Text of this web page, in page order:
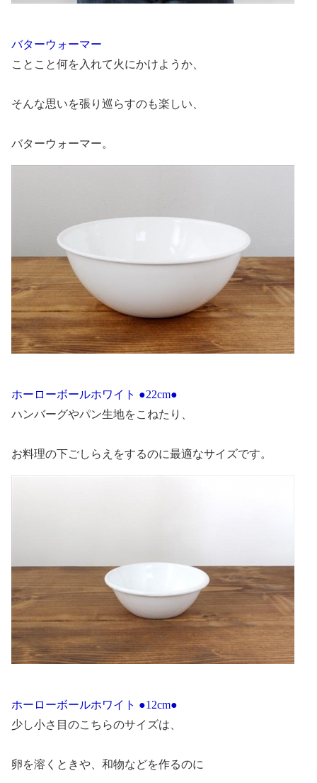
バターウォーマー
ことこと何を入れて火にかけようか、
そんな思いを張り巡らすのも楽しい、
バターウォーマー。
ホーローボールホワイト ●22cm●
ハンバーグやパン生地をこねたり、
お料理の下ごしらえをするのに最適なサイズです。
ホーローボールホワイト ●12cm●
少し小さ目のこちらのサイズは、
卵を溶くときや、和物などを作るのに